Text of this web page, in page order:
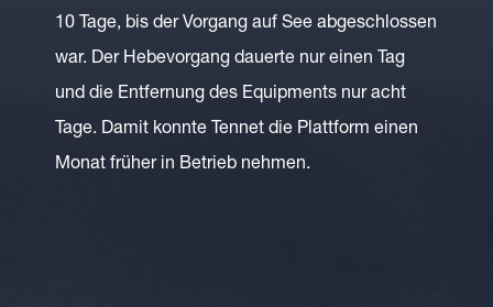
10 Tage, bis der Vorgang auf See abgeschlossen
war. Der Hebevorgang dauerte nur einen Tag
und die Entfernung des Equipments nur acht
Tage. Damit konnte Tennet die Plattform einen
Monat früher in Betrieb nehmen.